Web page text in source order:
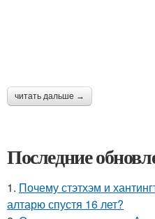
читать дальше →
Последние
1. Почему стэтхэм и
алтарю спустя 16 лет?